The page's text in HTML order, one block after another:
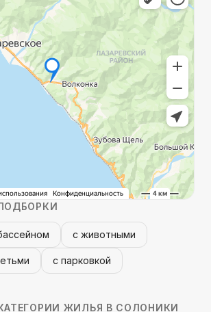
с животными
с парковкой
ЖИЛЬЯ В СОЛОНИКИ